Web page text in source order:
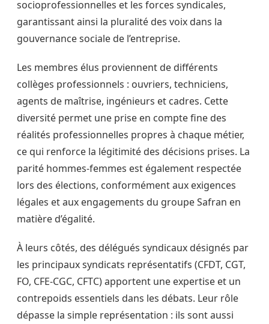
socioprofessionnelles et les forces syndicales,
garantissant ainsi la pluralité des voix dans la
gouvernance sociale de l’entreprise.
Les membres élus proviennent de différents
collèges professionnels : ouvriers, techniciens,
agents de maîtrise, ingénieurs et cadres. Cette
diversité permet une prise en compte fine des
réalités professionnelles propres à chaque métier,
ce qui renforce la légitimité des décisions prises. La
parité hommes-femmes est également respectée
lors des élections, conformément aux exigences
légales et aux engagements du groupe Safran en
matière d’égalité.
À leurs côtés, des délégués syndicaux désignés par
les principaux syndicats représentatifs (CFDT, CGT,
FO, CFE-CGC, CFTC) apportent une expertise et un
contrepoids essentiels dans les débats. Leur rôle
dépasse la simple représentation : ils sont aussi